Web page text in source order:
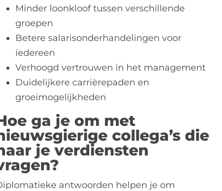
Minder loonkloof tussen verschillende
groepen
Betere salarisonderhandelingen voor
iedereen
Verhoogd vertrouwen in het management
Duidelijkere carrièrepaden en
groeimogelijkheden
ga je om met
collega’s die
je verdiensten
antwoorden helpen je om